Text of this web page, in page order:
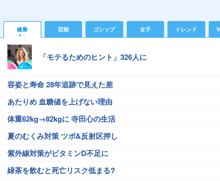
健康 芸能 ゴシップ 女子 トレンド
「モテるためのヒント」326人に
容姿と寿命 28年追跡で見えた差
あたりめ 血糖値を上げない理由
体重62kg→82kgに 寺田心の生活
夏のむくみ対策 ツボ&反射区押し
紫外線対策がビタミンD不足に
緑茶を飲むと死亡リスク低まる?